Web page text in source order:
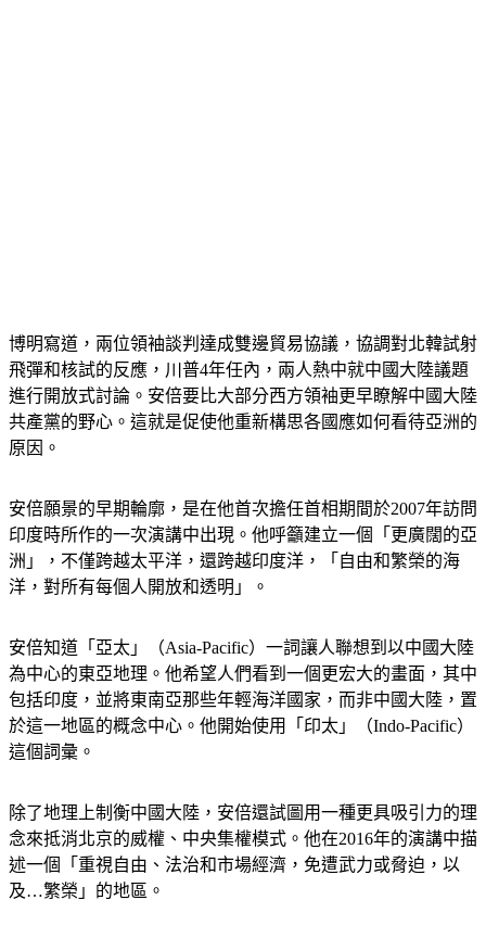
博明寫道，兩位領袖談判達成雙邊貿易協議，協調對北韓試射
飛彈和核試的反應，川普4年任內，兩人熱中就中國大陸議題
進行開放式討論。安倍要比大部分西方領袖更早瞭解中國大陸
共產黨的野心。這就是促使他重新構思各國應如何看待亞洲的
原因。
安倍願景的早期輪廓，是在他首次擔任首相期間於2007年訪問
印度時所作的一次演講中出現。他呼籲建立一個「更廣闊的亞
洲」，不僅跨越太平洋，還跨越印度洋，「自由和繁榮的海
洋，對所有每個人開放和透明」。
安倍知道「亞太」（Asia-Pacific）一詞讓人聯想到以中國大陸
為中心的東亞地理。他希望人們看到一個更宏大的畫面，其中
包括印度，並將東南亞那些年輕海洋國家，而非中國大陸，置
於這一地區的概念中心。他開始使用「印太」（Indo-Pacific）
這個詞彙。
除了地理上制衡中國大陸，安倍還試圖用一種更具吸引力的理
念來抵消北京的威權、中央集權模式。他在2016年的演講中描
述一個「重視自由、法治和市場經濟，免遭武力或脅迫，以
及…繁榮」的地區。